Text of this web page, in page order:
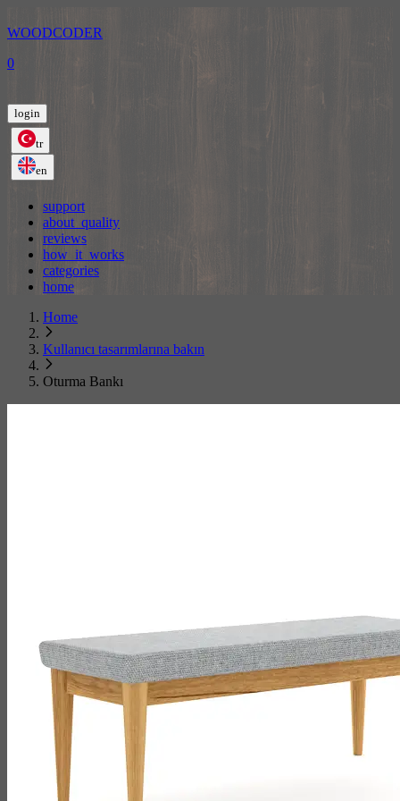
WOODCODER
0
login
tr
en
support
about_quality
reviews
how_it_works
categories
home
Home
Kullanıcı tasarımlarına bakın
Oturma Bankı